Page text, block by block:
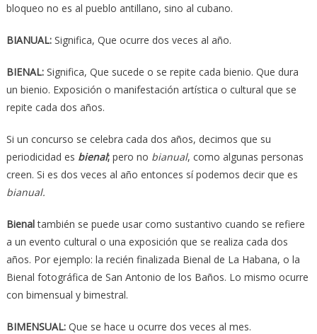
bloqueo no es al pueblo antillano, sino al cubano.
BIANUAL:Significa, Que ocurre dos veces al año.
BIENAL:Significa, Que sucede o se repite cada bienio. Que dura
un bienio. Exposición o manifestación artística o cultural que se
repite cada dos años.
Si un concurso se celebra cada dos años, decimos que su
periodicidad es bienal;pero no bianual, como algunas personas
creen. Si es dos veces al año entonces sí podemos decir que es
bianual.
Bienaltambién se puede usar como sustantivo cuando se refiere
a un evento cultural o una exposición que se realiza cada dos
años. Por ejemplo: la recién finalizada Bienal de La Habana, o la
Bienal fotográfica de San Antonio de los Baños. Lo mismo ocurre
con bimensual y bimestral.
BIMENSUAL:Que se hace u ocurre dos veces al mes.